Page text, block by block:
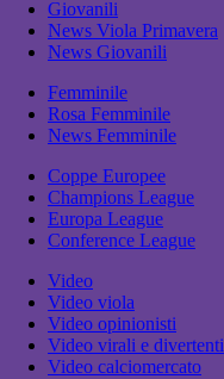
Giovanili
News Viola Primavera
News Giovanili
Femminile
Rosa Femminile
News Femminile
Coppe Europee
Champions League
Europa League
Conference League
Video
Video viola
Video opinionisti
Video virali e divertenti
Video calciomercato